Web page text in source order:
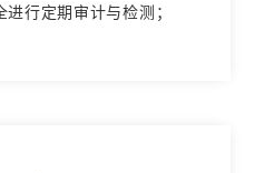
行定期审计与检测；